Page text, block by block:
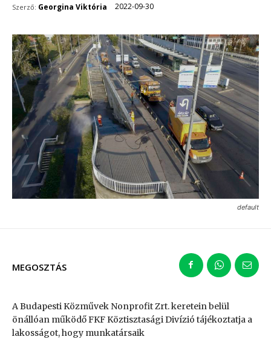
default
Szerző: Georgina Viktória 2022-09-30
MEGOSZTÁS
A Budapesti Közművek Nonprofit Zrt. keretein belül
önállóan működő FKF Köztisztasági Divízió tájékoztatja a
lakosságot, hogy munkatársaik